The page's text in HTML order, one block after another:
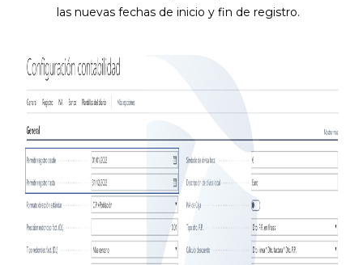
las nuevas fechas de inicio y fin de registro.